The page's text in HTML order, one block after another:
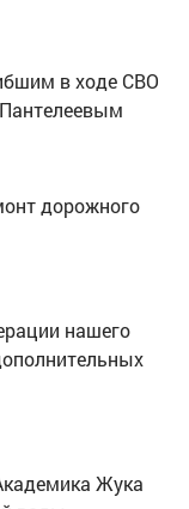
в ходе СВО
дорожного
нашего
Жука